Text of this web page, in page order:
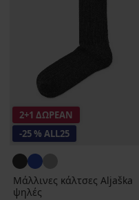
2+1 ΔΩΡΕΑΝ
-25 % ALL25
Μάλλινες κάλτσες Aljaška
ψηλές